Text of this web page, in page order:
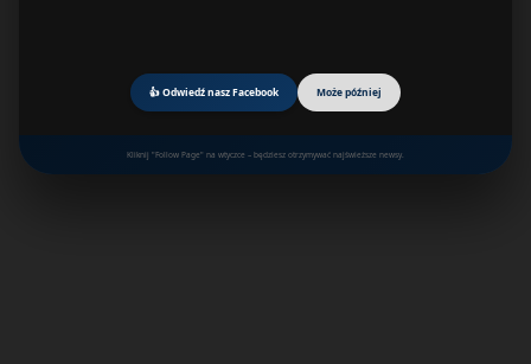
👍 Odwiedź nasz Facebook Może później
Kliknij "Follow Page" na wtyczce – będziesz otrzymywać najświeższe newsy.